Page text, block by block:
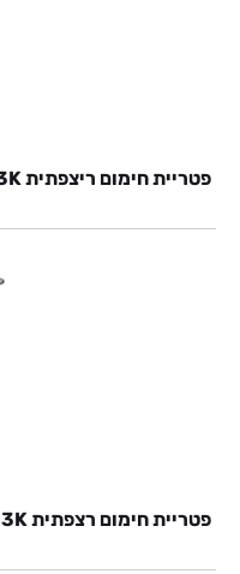
פטריית חימום ריצפתית TORCH 3K
פטריית חימום רצפתית TORCH 3K